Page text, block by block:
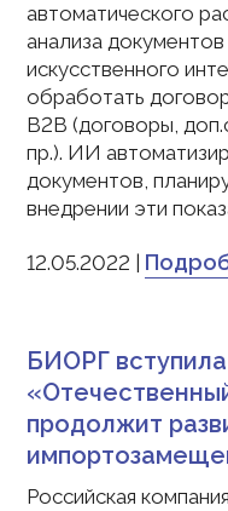
автоматического
анализа
искусственного
обработать
B2B (договоры,
пр.). ИИ
документов,
внедрении эти
12.05.2022 |
БИОРГ
продолжит
Российская